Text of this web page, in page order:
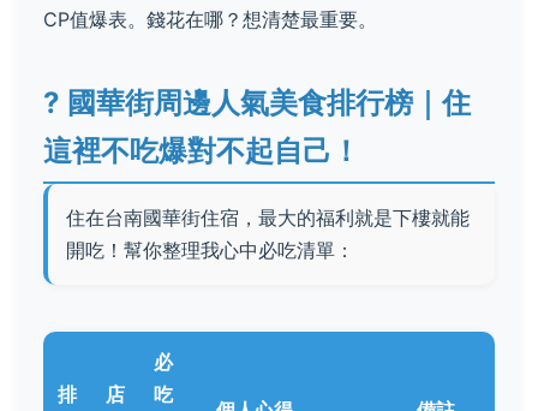
CP值爆表。錢花在哪？想清楚最重要。
?️ 國華街周邊人氣美食排行榜｜住
這裡不吃爆對不起自己！
住在台南國華街住宿，最大的福利就是下樓就能
開吃！幫你整理我心中必吃清單：
排 店
必
吃